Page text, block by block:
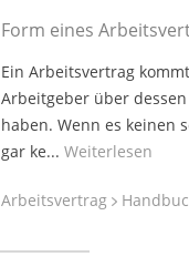
Form eines
Ein Arbeitsvertrag
Arbeitgeber über
haben. Wenn es keinen
gar ke... Weiterlesen
Arbeitsvertrag